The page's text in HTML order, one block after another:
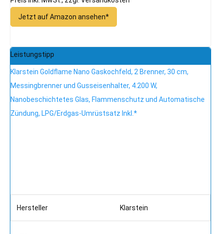
Jetzt auf Amazon ansehen*
Leistungstipp
Klarstein Goldflame Nano Gaskochfeld, 2 Brenner, 30 cm,
Messingbrenner und Gusseisenhalter, 4.200 W,
Nanobeschichtetes Glas, Flammenschutz und Automatische
Zündung, LPG/Erdgas-Umrüstsatz Inkl.*
Hersteller Klarstein